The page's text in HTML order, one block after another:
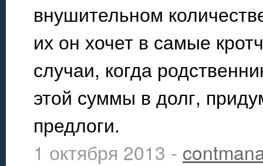
внушительном
их он хочет в самые
случаи, когда
этой суммы в долг,
предлоги.
1 октября 2013 -